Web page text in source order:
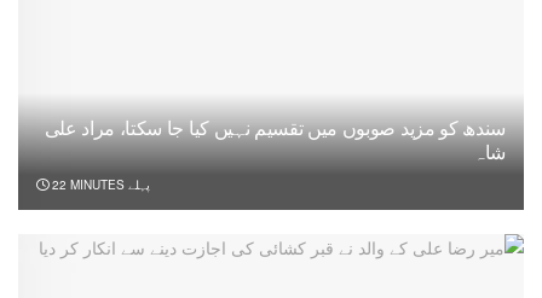
سندھ کو مزید صوبوں میں تقسیم نہیں کیا جا سکتا، مراد علی
شاہ
22 MINUTES پہلے